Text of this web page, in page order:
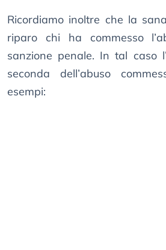
Ricordiamo inoltre che la
riparo chi ha commesso
sanzione penale. In tal caso l’
seconda dell’abuso
esempi: